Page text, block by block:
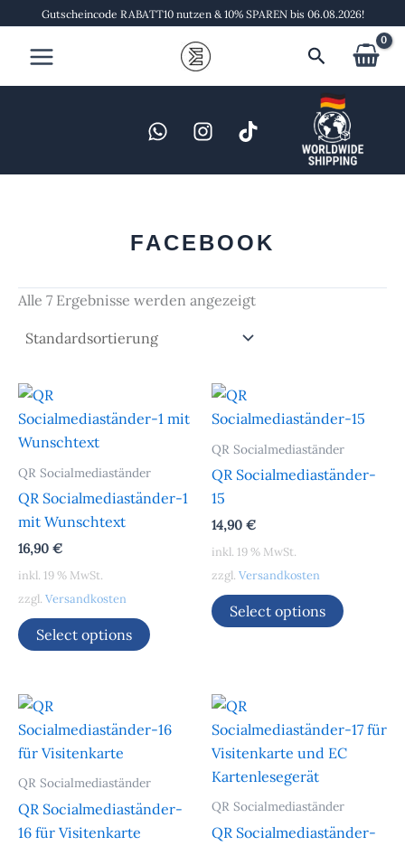
springen
Gutscheincode RABATT10 nutzen & 10% SPAREN bis 06.08.2026!
Suchen
FACEBOOK
Alle 7 Ergebnisse werden angezeigt
QR Socialmediaständer
QR Socialmediaständer-1
mit Wunschtext
16,90 €
inkl. 19 % MwSt.
zzgl. Versandkosten
Select options
QR Socialmediaständer
QR Socialmediaständer-
15
14,90 €
inkl. 19 % MwSt.
zzgl. Versandkosten
Select options
QR Socialmediaständer
QR Socialmediaständer-
16 für Visitenkarte
QR Socialmediaständer
QR Socialmediaständer-